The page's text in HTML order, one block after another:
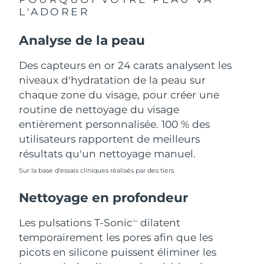
L'ADORER
Analyse de la peau
Des capteurs en or 24 carats analysent les
niveaux d'hydratation de la peau sur
chaque zone du visage, pour créer une
routine de nettoyage du visage
entièrement personnalisée. 100 % des
utilisateurs rapportent de meilleurs
résultats qu'un nettoyage manuel.
Sur la base d'essais cliniques réalisés par des tiers.
Nettoyage en profondeur
Les pulsations T-SonicTM
dilatent
temporairement les pores afin que les
picots en silicone puissent éliminer les
Portugal Livraison estimée
Porto Rico Livraison estimée
Qatar Livraison estimée
La Réunion
Roumanie
Russie Livraison estimée
Arabie saoudite Livraison estimée